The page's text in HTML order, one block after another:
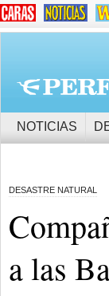
NOTICIAS
DESASTRE NATURAL
a las